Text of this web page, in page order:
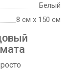
Белый
8 см х 150 см